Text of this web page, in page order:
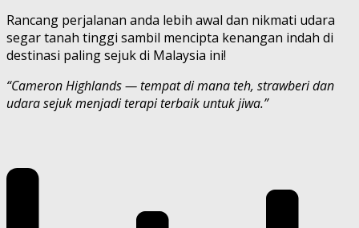
Rancang perjalanan anda lebih awal dan nikmati udara
segar tanah tinggi sambil mencipta kenangan indah di
destinasi paling sejuk di Malaysia ini!
“Cameron Highlands — tempat di mana teh, strawberi dan
udara sejuk menjadi terapi terbaik untuk jiwa.”